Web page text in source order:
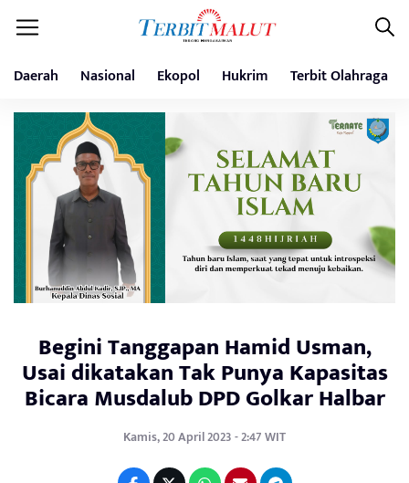
Daerah Nasional Ekopol Hukrim Terbit Olahraga
Begini Tanggapan Hamid Usman,
Usai dikatakan Tak Punya Kapasitas
Bicara Musdalub DPD Golkar Halbar
Kamis, 20 April 2023 - 2:47 WIT